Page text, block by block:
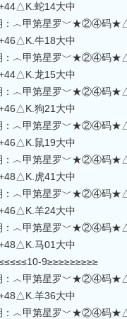
蛇14大中
：︿甲第星罗﹀★②④码★△
牛18大中
：︿甲第星罗﹀★②④码★△
龙15大中
：︿甲第星罗﹀★②④码★△
狗21大中
：︿甲第星罗﹀★②④码★△
鼠19大中
：︿甲第星罗﹀★②④码★△
虎41大中
：︿甲第星罗﹀★②④码★△
羊24大中
：︿甲第星罗﹀★②④码★△
马01大中
9≥≥≥≥≥≥≥≥≥
：︿甲第星罗﹀★②④码★△
羊36大中
：︿甲第星罗﹀★②④码★△